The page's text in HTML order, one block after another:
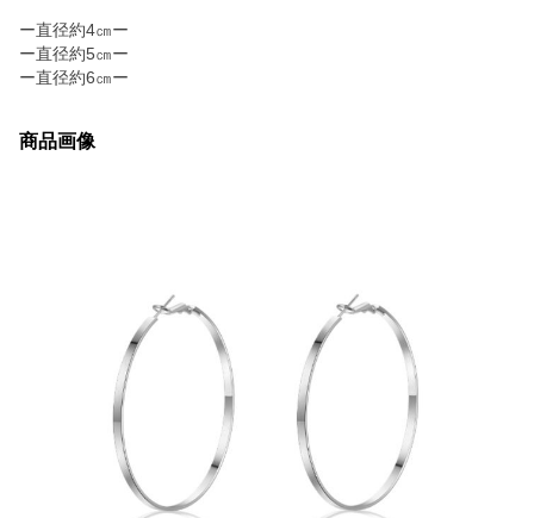
ー直径約4㎝ー
ー直径約5㎝ー
ー直径約6㎝ー
商品画像